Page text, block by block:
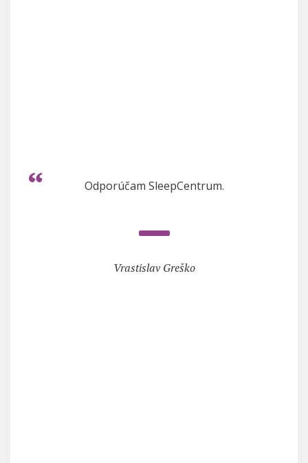
Odporúčam SleepCentrum.
Vrastislav Greško